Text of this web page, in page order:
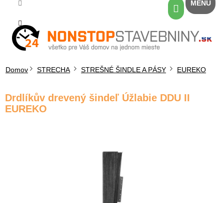
obsah
Nákupný
košík
Domov STRECHA STREŠNÉ ŠINDLE A PÁSY EUREKO
Drdlíkův drevený šindeľ Úžlabie DDU II
EUREKO